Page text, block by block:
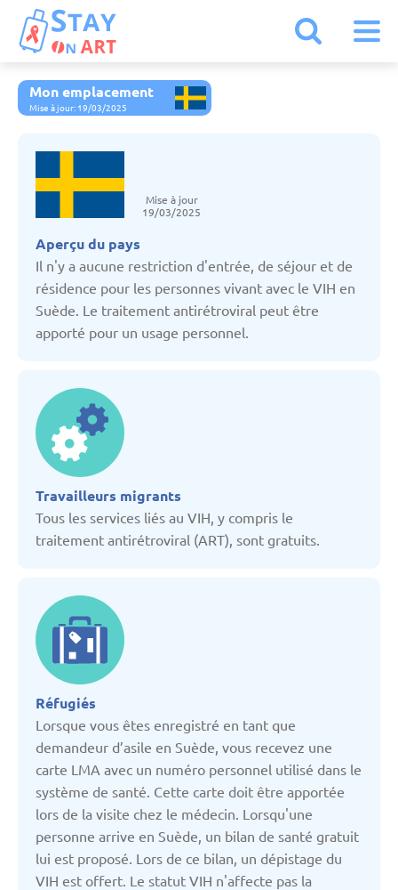
Mon emplacement
Mise à jour: 19/03/2025
Mise à jour
19/03/2025
Aperçu du pays
Il n'y a aucune restriction d'entrée, de séjour et de
résidence pour les personnes vivant avec le VIH en
Suède. Le traitement antirétroviral peut être
apporté pour un usage personnel.
Travailleurs migrants
Tous les services liés au VIH, y compris le
traitement antirétroviral (ART), sont gratuits.
Réfugiés
Lorsque vous êtes enregistré en tant que
demandeur d’asile en Suède, vous recevez une
carte LMA avec un numéro personnel utilisé dans le
système de santé. Cette carte doit être apportée
lors de la visite chez le médecin. Lorsqu'une
personne arrive en Suède, un bilan de santé gratuit
lui est proposé. Lors de ce bilan, un dépistage du
VIH est offert. Le statut VIH n'affecte pas la
Kazakhstan
Arménie
Autriche
Belgique
Bulgarie
Danemark
Espagne
Estonie
France
Fédération Russe
Géorgie
Italie
Kirghizistan